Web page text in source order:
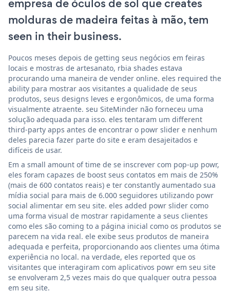
empresa de óculos de sol que creates
molduras de madeira feitas à mão, tem
seen in their business.
Poucos meses depois de getting seus negócios em feiras
locais e mostras de artesanato, rbia shades estava
procurando uma maneira de vender online. eles required the
ability para mostrar aos visitantes a qualidade de seus
produtos, seus designs leves e ergonômicos, de uma forma
visualmente atraente. seu SiteMinder não forneceu uma
solução adequada para isso. eles tentaram um different
third-party apps antes de encontrar o powr slider e nenhum
deles parecia fazer parte do site e eram desajeitados e
difíceis de usar.
Em a small amount of time de se inscrever com pop-up powr,
eles foram capazes de boost seus contatos em mais de 250%
(mais de 600 contatos reais) e ter constantly aumentado sua
mídia social para mais de 6.000 seguidores utilizando powr
social alimentar em seu site. eles added powr slider como
uma forma visual de mostrar rapidamente a seus clientes
como eles são coming to a página inicial como os produtos se
parecem na vida real. ele exibe seus produtos de maneira
adequada e perfeita, proporcionando aos clientes uma ótima
experiência no local. na verdade, eles reported que os
visitantes que interagiram com aplicativos powr em seu site
se envolveram 2,5 vezes mais do que qualquer outra pessoa
em seu site.